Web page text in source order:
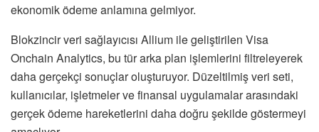
ekonomik ödeme anlamına gelmiyor.
Blokzincir veri sağlayıcısı Allium ile geliştirilen Visa
Onchain Analytics, bu tür arka plan işlemlerini filtreleyerek
daha gerçekçi sonuçlar oluşturuyor. Düzeltilmiş veri seti,
kullanıcılar, işletmeler ve finansal uygulamalar arasındaki
gerçek ödeme hareketlerini daha doğru şekilde göstermeyi